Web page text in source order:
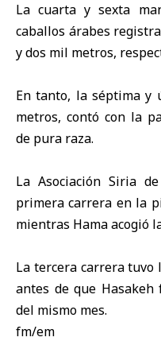
La cuarta y sexta
caballos árabes
y dos mil metros,
En tanto, la séptima y
metros, contó con la
de pura raza.
La Asociación Siria
primera carrera en la
mientras Hama acogió
La tercera carrera tuvo
antes de que
del mismo mes.
fm/em